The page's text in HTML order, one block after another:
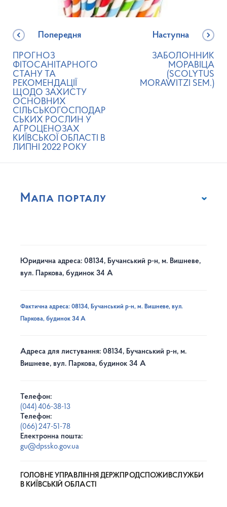
Попередня
ПРОГНОЗ
ФІТОСАНІТАРНОГО
СТАНУ ТА
РЕКОМЕНДАЦІЇ
ЩОДО ЗАХИСТУ
ОСНОВНИХ
СІЛЬСЬКОГОСПОДАР
СЬКИХ РОСЛИН У
АГРОЦЕНОЗАХ
КИЇВСЬКОЇ ОБЛАСТІ В
ЛИПНІ 2022 РОКУ
Наступна
ЗАБОЛОННИК
МОРАВІЦА
(SCOLYTUS
MORAWITZI SEM.)
Мапа порталу
Юридична адреса: 08134, Бучанський р-н, м. Вишневе,
вул. Паркова, будинок 34 А
Фактична адреса: 08134, Бучанський р-н, м. Вишневе, вул.
Паркова, будинок 34 А
Адреса для листування: 08134, Бучанський р-н, м.
Вишневе, вул. Паркова, будинок 34 А
Телефон:
(044) 406-38-13
Телефон:
(066) 247-51-78
Електронна пошта:
gu@dpssko.gov.ua
ГОЛОВНЕ УПРАВЛІННЯ ДЕРЖПРОДСПОЖИВСЛУЖБИ
В КИЇВСЬКІЙ ОБЛАСТІ